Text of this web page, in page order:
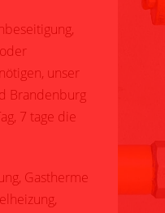
unser
Brandenburg
7 tage die
Gastherme